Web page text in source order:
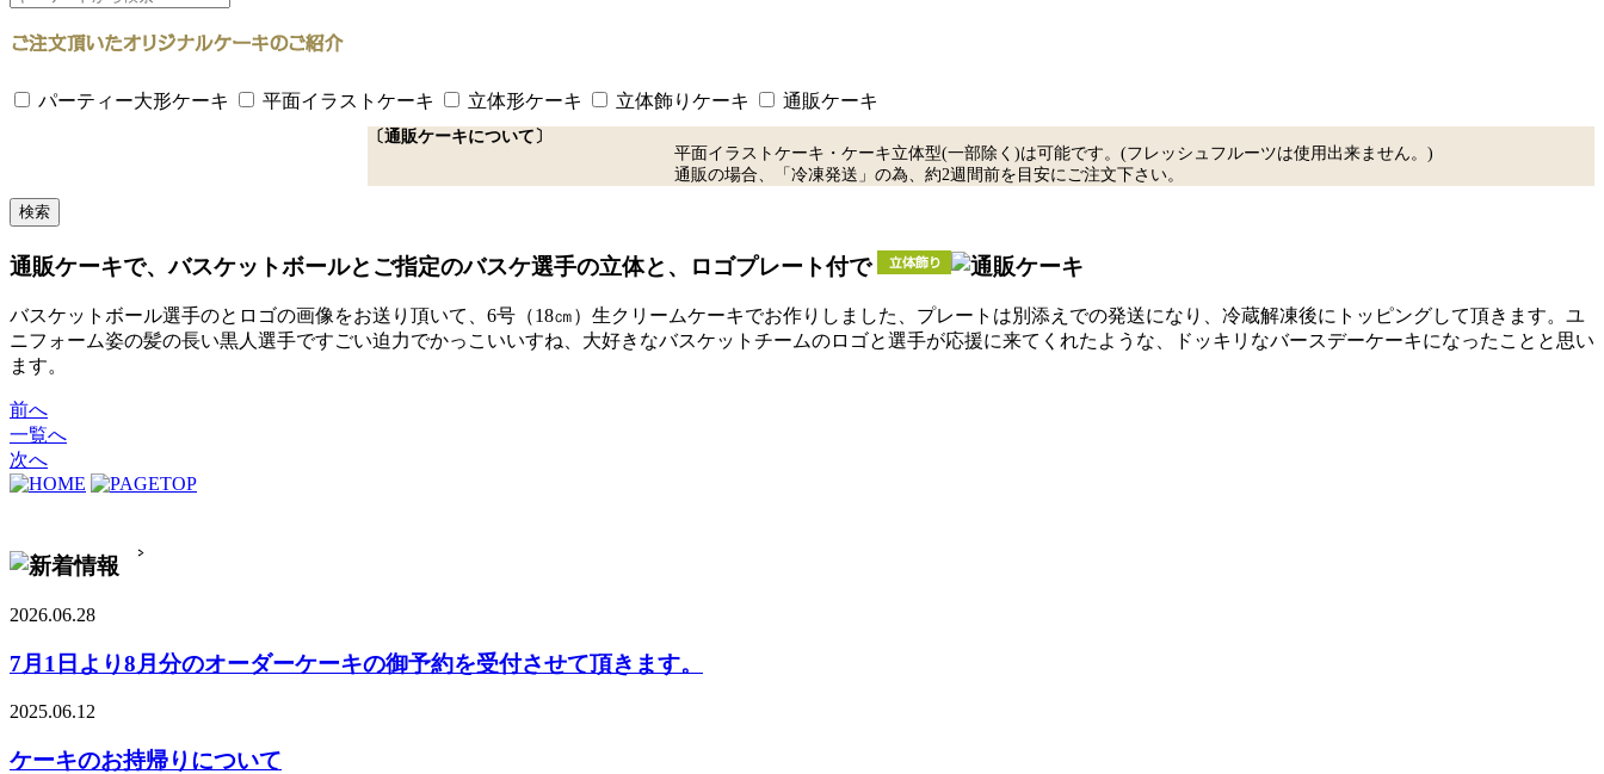
パーティー大形ケーキ 平面イラストケーキ 立体形ケーキ 立体飾りケーキ 通販ケーキ
〔通販ケーキについて〕
平面イラストケーキ・ケーキ立体型(一部除く)は可能です。(フレッシュフルーツは使用出来ません。)
通販の場合、「冷凍発送」の為、約2週間前を目安にご注文下さい。
通販ケーキで、バスケットボールとご指定のバスケ選手の立体と、ロゴプレート付で
バスケットボール選手のとロゴの画像をお送り頂いて、6号（18㎝）生クリームケーキでお作りしました、プレートは別添えでの発送になり、冷蔵解凍後にトッピングして頂きます。ユ
ニフォーム姿の髪の長い黒人選手ですごい迫力でかっこいいすね、大好きなバスケットチームのロゴと選手が応援に来てくれたような、ドッキリなバースデーケーキになったことと思い
ます。
前へ
一覧へ
次へ
2026.06.28
7月1日より8月分のオーダーケーキの御予約を受付させて頂きます。
2025.06.12
ケーキのお持帰りについて